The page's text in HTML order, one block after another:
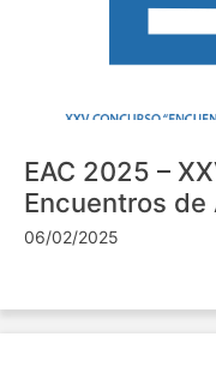
EAC 2025 –
Encuentros
06/02/2025